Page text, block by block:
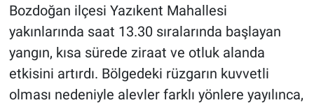
Bozdoğan ilçesi Yazıkent Mahallesi
yakınlarında saat 13.30 sıralarında başlayan
yangın, kısa sürede ziraat ve otluk alanda
etkisini artırdı. Bölgedeki rüzgarın kuvvetli
olması nedeniyle alevler farklı yönlere yayılınca,